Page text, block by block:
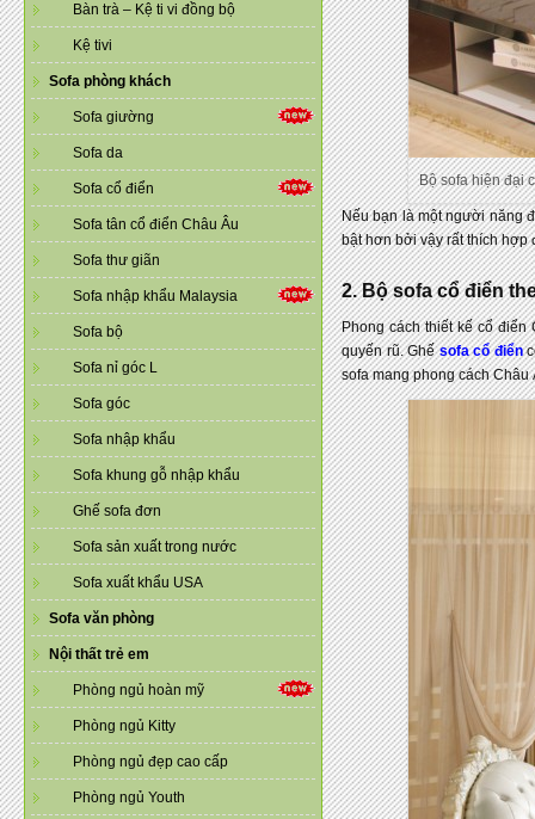
Bàn trà – Kệ ti vi đồng bộ
Kệ tivi
Sofa phòng khách
Sofa giường
Sofa da
Sofa cổ điển
Sofa tân cổ điển Châu Âu
Sofa thư giãn
Sofa nhập khẩu Malaysia
Sofa bộ
Sofa nỉ góc L
Sofa góc
Sofa nhập khẩu
Sofa khung gỗ nhập khẩu
Ghế sofa đơn
Sofa sản xuất trong nước
Sofa xuất khẩu USA
Sofa văn phòng
Nội thất trẻ em
Phòng ngủ hoàn mỹ
Phòng ngủ Kitty
Phòng ngủ đẹp cao cấp
Phòng ngủ Youth
Bộ sofa hiện đại
Nếu bạn là một người năng
bật hơn bởi vậy rất thích hợp
2. Bộ sofa cổ điển
Phong cách thiết kế cổ
quyến rũ. Ghếsofa cổ điển
sofa mang phong cách